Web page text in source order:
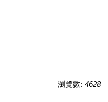
瀏覽數: 4628